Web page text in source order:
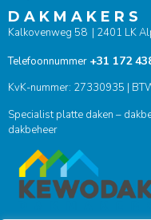
D A K M A K E R S
Kalkovenweg 58 | 2401 LK
Telefoonnummer +31 172
KvK-nummer: 27330935 |
Specialist platte daken –
dakbeheer